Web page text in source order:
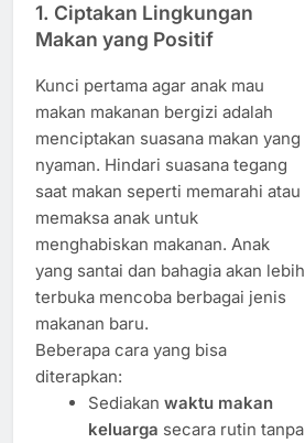
1. Ciptakan Lingkungan
Makan yang Positif
Kunci pertama agar anak mau
makan makanan bergizi adalah
menciptakan suasana makan yang
nyaman. Hindari suasana tegang
saat makan seperti memarahi atau
memaksa anak untuk
menghabiskan makanan. Anak
yang santai dan bahagia akan lebih
terbuka mencoba berbagai jenis
makanan baru.
Beberapa cara yang bisa
diterapkan:
Sediakan waktu makan
keluarga secara rutin tanpa